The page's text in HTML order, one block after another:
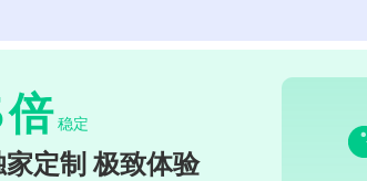
倍 稳定
家定制 极致体验